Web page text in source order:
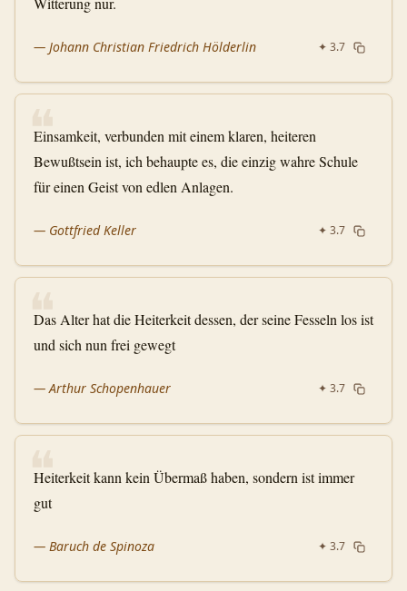
— Johann Christian Friedrich Hölderlin ✦ 3.7
❝
Einsamkeit, verbunden mit einem klaren, heiteren
Bewußtsein ist, ich behaupte es, die einzig wahre Schule
für einen Geist von edlen Anlagen.
— Gottfried Keller ✦ 3.7
❝
Das Alter hat die Heiterkeit dessen, der seine Fesseln los ist
und sich nun frei gewegt
—Arthur Schopenhauer ✦ 3.7
❝
Heiterkeit kann kein Übermaß haben, sondern ist immer
gut
— Baruch de Spinoza ✦ 3.7